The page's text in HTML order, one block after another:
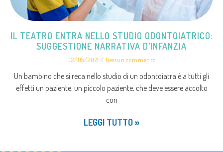
IL TEATRO ENTRA NELLO STUDIO ODONTOIATRICO:
SUGGESTIONE NARRATIVA D’INFANZIA
02/05/2021 Nessun commento
Un bambino che si reca nello studio di un odontoiatra è a tutti gli
effetti un paziente, un piccolo paziente, che deve essere accolto
con
LEGGI TUTTO »